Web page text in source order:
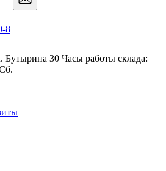
8
Бутырина 30 Часы работы склада: